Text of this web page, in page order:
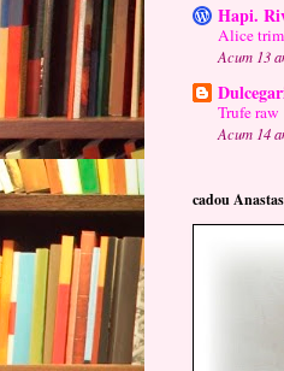
Hapi.
Alice
Acum 13
Trufe raw
Acum 14
cadou